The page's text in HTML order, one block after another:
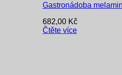
Gastronádoba
682,00 Kč
Čtěte více